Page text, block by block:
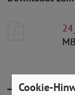
MB
Cookie-